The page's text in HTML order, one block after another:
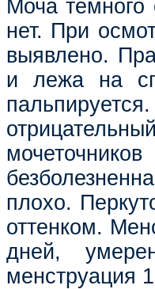
Моча темного
нет. При
выявлено.
и лежа на
плохо.
оттенком.
дней,
менструация